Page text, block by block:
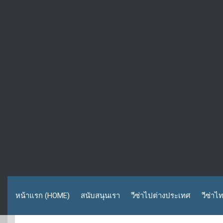
หน้าแรก (HOME) สนับสนุนเรา วีซ่าไปต่างประเทศ วีซ่าไ